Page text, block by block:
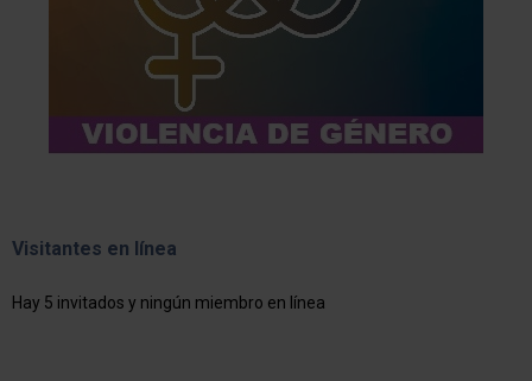
Visitantes en línea
Hay 5 invitados y ningún miembro en línea